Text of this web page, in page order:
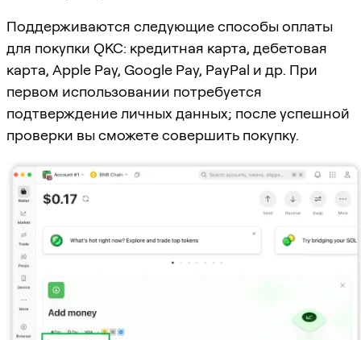
Поддерживаются следующие способы оплаты
для покупки QKC: кредитная карта, дебетовая
карта, Apple Pay, Google Pay, PayPal и др. При
первом использовании потребуется
подтверждение личных данных; после успешной
проверки вы сможете совершить покупку.